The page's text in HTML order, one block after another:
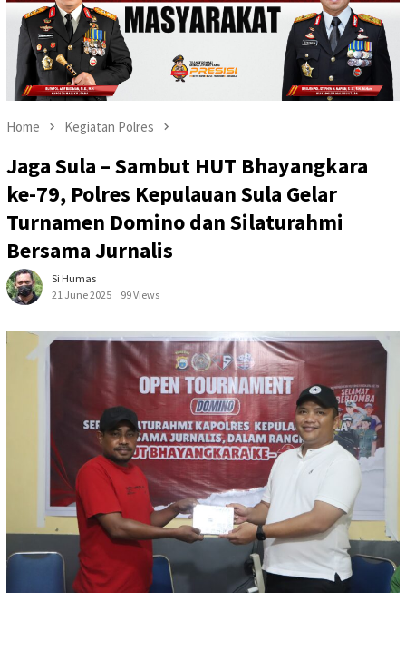
Home Kegiatan Polres
Jaga Sula – Sambut HUT Bhayangkara
ke-79, Polres Kepulauan Sula Gelar
Turnamen Domino dan Silaturahmi
Bersama Jurnalis
Si Humas
21 June 2025
99 Views